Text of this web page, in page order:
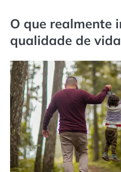
O que realmente
qualidade de